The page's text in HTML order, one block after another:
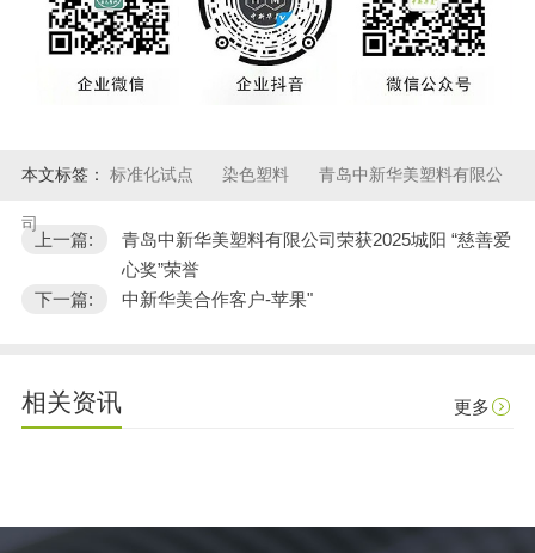
本文标签： 标准化试点 染色塑料 青岛中新华美塑料有限公
司
上一篇:
青岛中新华美塑料有限公司荣获2025城阳 “慈善爱
心奖”荣誉
下一篇:
中新华美合作客户-苹果"
相关资讯 更多